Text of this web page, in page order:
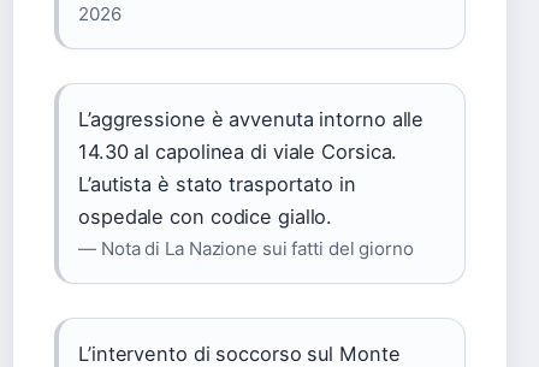
2026
L’aggressione è avvenuta intorno alle
14.30 al capolinea di viale Corsica.
L’autista è stato trasportato in
ospedale con codice giallo.
— Nota di La Nazione sui fatti del giorno
L’intervento di soccorso sul Monte